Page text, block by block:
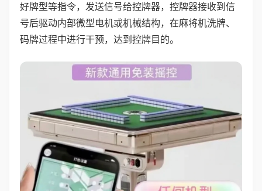
好牌型等指令，发送信号给控牌器，控牌器接收到信
号后驱动内部微型电机或机械结构，在麻将机洗牌、
码牌过程中进行干预，达到控牌目的。